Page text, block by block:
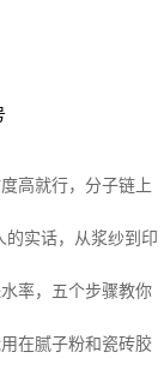
高就行，分子链上
的实话，从浆纱到印
率，五个步骤教你
在腻子粉和瓷砖胶